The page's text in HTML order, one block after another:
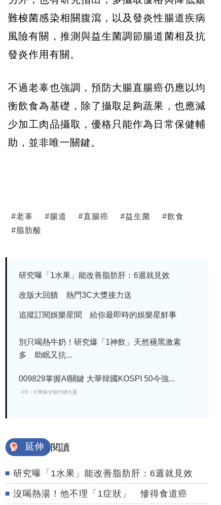
難梭菌感染相關腹瀉，以及發炎性腸道疾病
風險有關，推測與益生菌調節腸道菌相及抗
發炎作用有關。
不過老辜也強調，預防大腸直腸癌仍應以均
衡飲食為基礎，除了攝取足夠蔬果，也應減
少加工肉品攝取，優格只能作為日常保健輔
助，並非唯一關鍵。
#老辜 #腸道 #直腸癌 #益生菌 #飲食
#脂肪酸
研究曝「1水果」能改善脂肪肝：6週就見效
改版大回饋 熱門3C大獎接力送
追蹤訂閱娛樂星聞 給你最即時的娛樂星鮮事
別只喝熱牛奶！研究爆「1神飲」天然褪黑激素
多 助眠又抗...
009829掌握AI關鍵 大華韓國KOSPI 50今強...
PR・大華銀全能行銷方案
延伸 閱讀
研究曝「1水果」能改善脂肪肝：6週就見效
沒喝熱湯！他不理「1症狀」 慘得食道癌